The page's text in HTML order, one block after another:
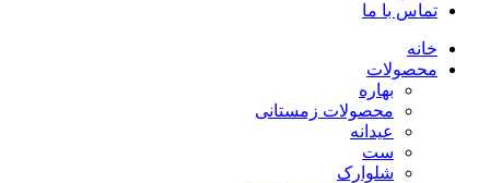
تماس با ما
خانه
محصولات
بهاره
محصولات زمستانی
عیدانه
ست
شلوارک